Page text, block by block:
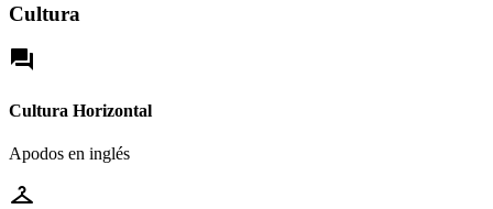
Cultura
forum
Cultura Horizontal
Apodos en inglés
checkroom